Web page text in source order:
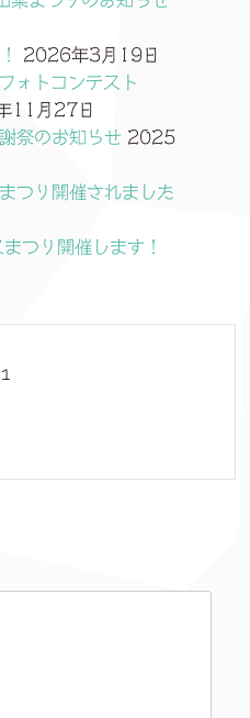
2026年3月19日
ォトコンテスト
11月27日
祭のお知らせ 2025
つり開催されました
つり開催します！